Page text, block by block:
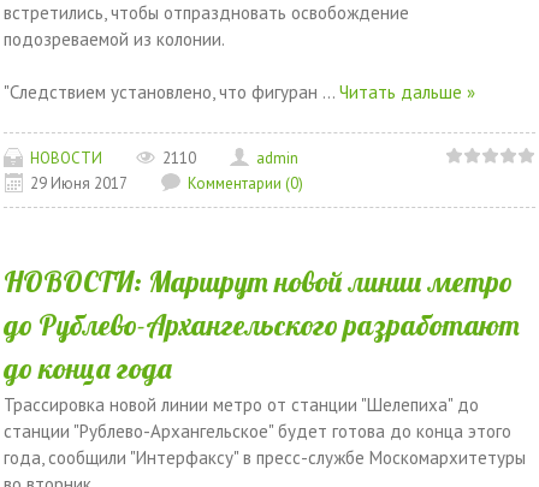
встретились, чтобы отпраздновать освобождение
подозреваемой из колонии.
"Следствием установлено, что фигуран ... Читать дальше »
НОВОСТИ 2110
admin
29 Июня 2017
Комментарии (0)
НОВОСТИ: Маршрут новой линии метро
до Рублево-Архангельского разработают
до конца года
Трассировка новой линии метро от станции "Шелепиха" до
станции "Рублево-Архангельское" будет готова до конца этого
года, сообщили "Интерфаксу" в пресс-службе Москомархитетуры